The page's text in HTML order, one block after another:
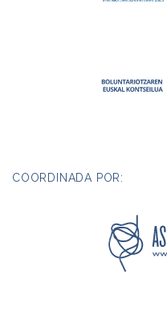
COORDINADA POR: